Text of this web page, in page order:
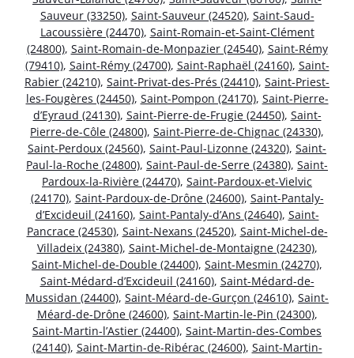
Sauveur (33250), Saint-Sauveur (24520), Saint-Saud-
Lacoussière (24470), Saint-Romain-et-Saint-Clément
(24800), Saint-Romain-de-Monpazier (24540), Saint-Rémy
(79410), Saint-Rémy (24700), Saint-Raphaël (24160), Saint-
Rabier (24210), Saint-Privat-des-Prés (24410), Saint-Priest-
les-Fougères (24450), Saint-Pompon (24170), Saint-Pierre-
d’Eyraud (24130), Saint-Pierre-de-Frugie (24450), Saint-
Pierre-de-Côle (24800), Saint-Pierre-de-Chignac (24330),
Saint-Perdoux (24560), Saint-Paul-Lizonne (24320), Saint-
Paul-la-Roche (24800), Saint-Paul-de-Serre (24380), Saint-
Pardoux-la-Rivière (24470), Saint-Pardoux-et-Vielvic
(24170), Saint-Pardoux-de-Drône (24600), Saint-Pantaly-
d’Excideuil (24160), Saint-Pantaly-d’Ans (24640), Saint-
Pancrace (24530), Saint-Nexans (24520), Saint-Michel-de-
Villadeix (24380), Saint-Michel-de-Montaigne (24230),
Saint-Michel-de-Double (24400), Saint-Mesmin (24270),
Saint-Médard-d’Excideuil (24160), Saint-Médard-de-
Mussidan (24400), Saint-Méard-de-Gurçon (24610), Saint-
Méard-de-Drône (24600), Saint-Martin-le-Pin (24300),
Saint-Martin-l’Astier (24400), Saint-Martin-des-Combes
(24140), Saint-Martin-de-Ribérac (24600), Saint-Martin-